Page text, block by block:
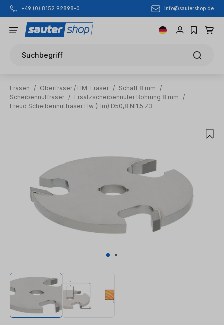
Zum Hauptinhalt springen
+49 (0) 8152 92898-0 info@sautershop.de
Suchbegriff
Fräsen / Oberfräser / HM-Fräser / Schaft 8 mm
/
Scheibennutfräser / Ersatzscheibennuter Bohrung 8 mm
/
Freud Scheibennutfräser Hw (Hm) D50,8 Nl1,5 Z3